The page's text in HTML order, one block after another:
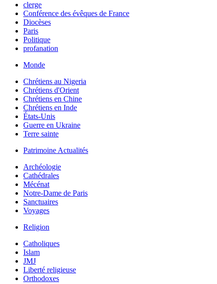
clerge
Conférence des évêques de France
Diocèses
Paris
Politique
profanation
Monde
Chrétiens au Nigeria
Chrétiens d'Orient
Chrétiens en Chine
Chrétiens en Inde
États-Unis
Guerre en Ukraine
Terre sainte
Patrimoine Actualités
Archéologie
Cathédrales
Mécénat
Notre-Dame de Paris
Sanctuaires
Voyages
Religion
Catholiques
Islam
JMJ
Liberté religieuse
Orthodoxes